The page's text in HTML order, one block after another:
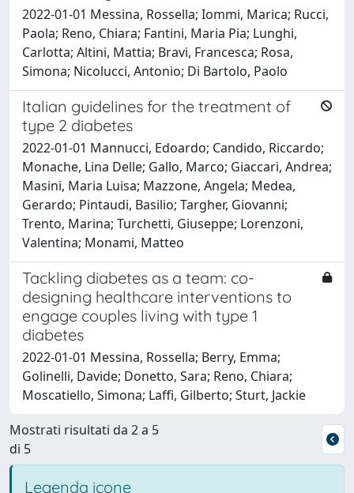
2022-01-01 Messina, Rossella; Iommi, Marica; Rucci,
Paola; Reno, Chiara; Fantini, Maria Pia; Lunghi,
Carlotta; Altini, Mattia; Bravi, Francesca; Rosa,
Simona; Nicolucci, Antonio; Di Bartolo, Paolo
Italian guidelines for the treatment of
type 2 diabetes
2022-01-01 Mannucci, Edoardo; Candido, Riccardo;
Monache, Lina Delle; Gallo, Marco; Giaccari, Andrea;
Masini, Maria Luisa; Mazzone, Angela; Medea,
Gerardo; Pintaudi, Basilio; Targher, Giovanni;
Trento, Marina; Turchetti, Giuseppe; Lorenzoni,
Valentina; Monami, Matteo
Tackling diabetes as a team: co-
designing healthcare interventions to
engage couples living with type 1
diabetes
2022-01-01 Messina, Rossella; Berry, Emma;
Golinelli, Davide; Donetto, Sara; Reno, Chiara;
Moscatiello, Simona; Laffi, Gilberto; Sturt, Jackie
Mostrati risultati da 2 a 5
di 5
Legenda icone